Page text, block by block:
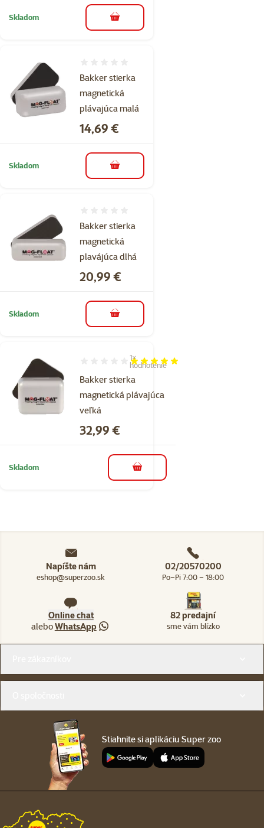
Skladom do košíka
Bakker stierka
magnetická
plávajúca malá
Cena
14,69 €
Skladom do košíka
Bakker stierka
magnetická
plavájúca dlhá
Cena
20,99 €
Skladom do košíka
Bakker stierka
magnetická plávajúca
veľká
Hodnotenie 100%, počet hodnotení: 1
1×
hodnotenie
Cena
32,99 €
Skladom do košíka
Napíšte nám
eshop@superzoo.sk
02/20570200
Po–Pi 7:00 – 18:00
Online chat
aleboWhatsApp
82 predajní
sme vám blízko
Stiahnite si aplikáciu Super zoo